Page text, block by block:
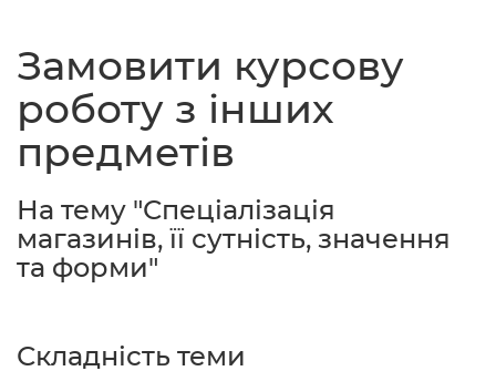
Замовити курсову
роботу з інших
предметів
На тему "Спеціалізація
магазинів, її сутність, значення
та форми"
Складність теми
Гарантії
Відгуки
Контакти